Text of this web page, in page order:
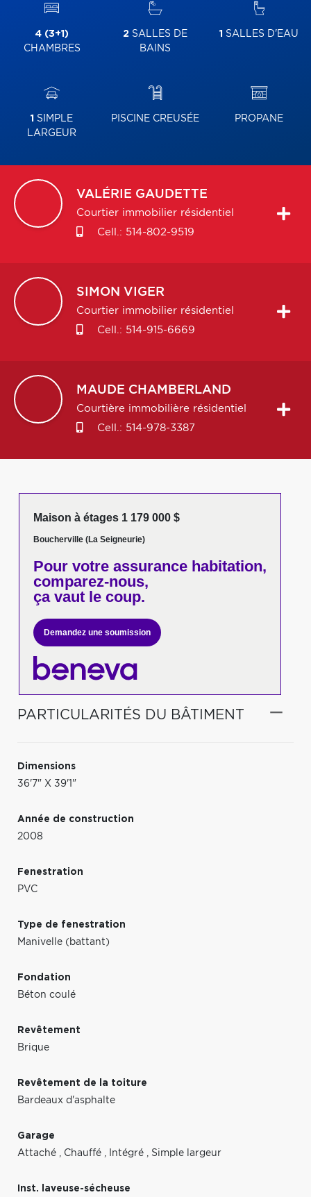
4 (3+1)
CHAMBRES
2 SALLES DE
BAINS
1 SALLES D'EAU
1 SIMPLE
LARGEUR
PISCINE CREUSÉE PROPANE
VALÉRIE GAUDETTE
Courtier immobilier résidentiel
Cell.: 514-802-9519
SIMON VIGER
Courtier immobilier résidentiel
Cell.: 514-915-6669
MAUDE CHAMBERLAND
Courtière immobilière résidentiel
Cell.: 514-978-3387
Maison à étages 1 179 000 $
Boucherville (La Seigneurie)
Pour votreassurance habitation,
comparez-nous,
ça vaut le coup.
Demandez une soumission
PARTICULARITÉS DU BÂTIMENT
Dimensions
36'7" X 39'1"
Année de construction
2008
Fenestration
PVC
Type de fenestration
Manivelle (battant)
Fondation
Béton coulé
Revêtement
Brique
Revêtement de la toiture
Bardeaux d'asphalte
Garage
Attaché , Chauffé , Intégré , Simple largeur
Inst. laveuse-sécheuse